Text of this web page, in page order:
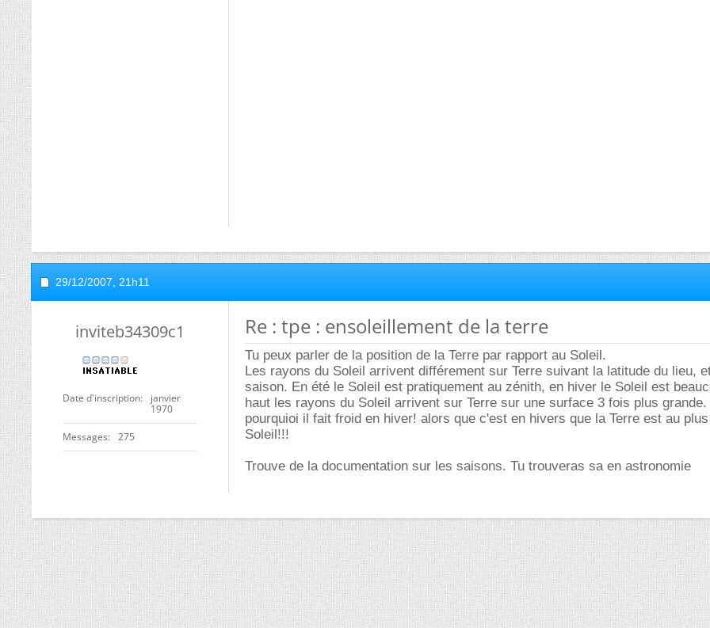
29/12/2007, 21h11
inviteb34309c1
Date d'inscription
janvier
1970
Messages 275
Re : tpe : ensoleillement de la terre
Tu peux parler de la position de la Terre par rapport au Soleil.
Les rayons du Soleil arrivent différement sur Terre suivant la latitude du lieu,
saison. En été le Soleil est pratiquement au zénith, en hiver le Soleil est
haut les rayons du Soleil arrivent sur Terre sur une surface 3 fois plus
pourquioi il fait froid en hiver! alors que c'est en hivers que la Terre est au
Soleil!!!
Trouve de la documentation sur les saisons. Tu trouveras sa en astronomie